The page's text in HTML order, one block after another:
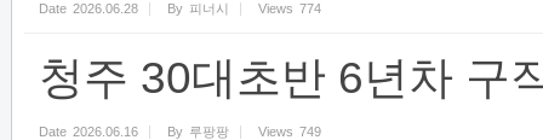
Date 2026.06.28 By 피너시 Views 774
청주 30대초반 6년차 구
Date 2026.06.16 By 루팡팡 Views 749